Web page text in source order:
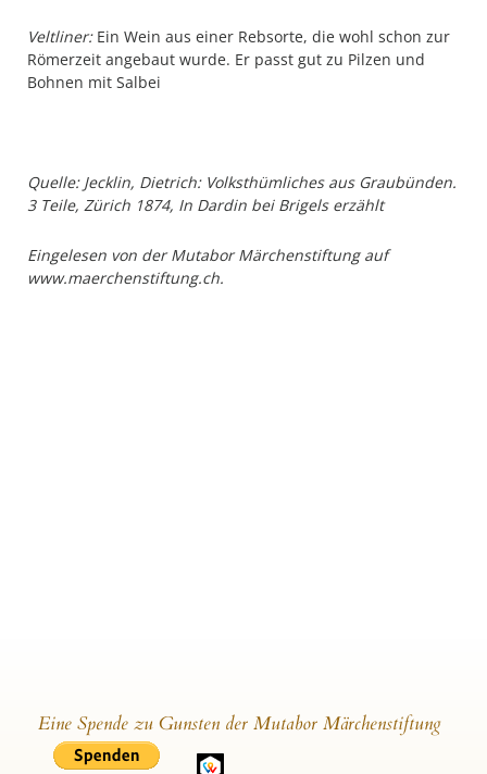
Veltliner:Ein Wein aus einer Rebsorte, die wohl schon zur
Römerzeit angebaut wurde. Er passt gut zu Pilzen und
Bohnen mit Salbei
Quelle: Jecklin, Dietrich: Volksthümliches aus Graubünden.
3 Teile, Zürich 1874, In Dardin bei Brigels erzählt
Eingelesen von der Mutabor Märchenstiftung auf
www.maerchenstiftung.ch.
Eine Spende zu Gunsten der Mutabor Märchenstiftung